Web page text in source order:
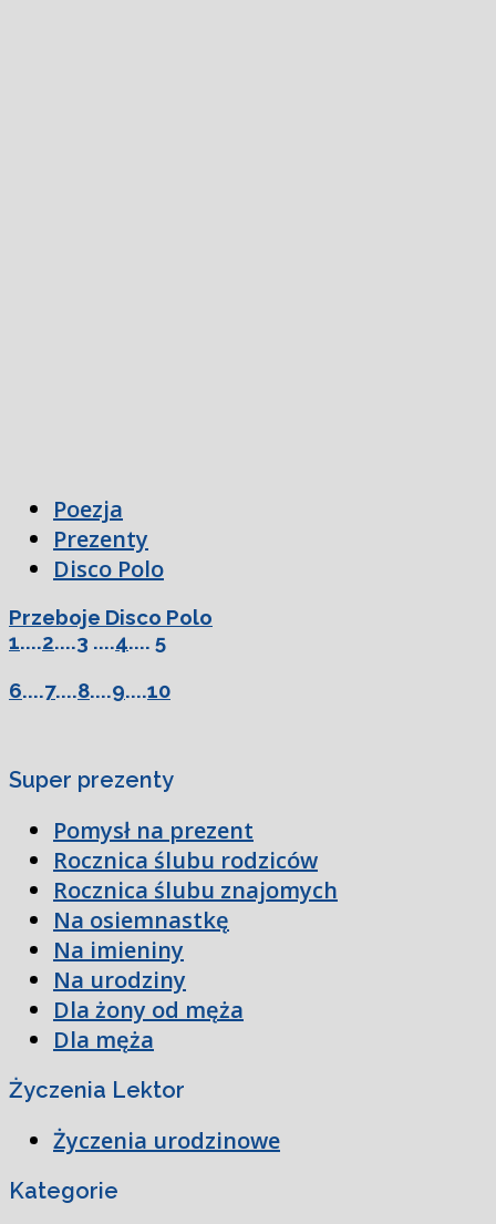
Poezja
Prezenty
Disco Polo
Przeboje Disco Polo
1....2....3 ....4.... 5
6....7....8....9....10
Super prezenty
Pomysł na prezent
Rocznica ślubu rodziców
Rocznica ślubu znajomych
Na osiemnastkę
Na imieniny
Na urodziny
Dla żony od męża
Dla męża
Życzenia Lektor
Życzenia urodzinowe
Kategorie